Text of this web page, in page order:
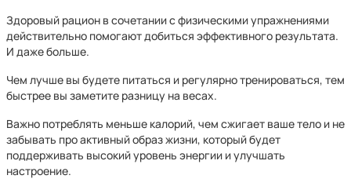
Здоровый рацион в сочетании с физическими упражнениями
действительно помогают добиться эффективного результата.
И даже больше.
Чем лучше вы будете питаться и регулярно тренироваться, тем
быстрее вы заметите разницу на весах.
Важно потреблять меньше калорий, чем сжигает ваше тело и не
забывать про активный образ жизни, который будет
поддерживать высокий уровень энергии и улучшать
настроение.